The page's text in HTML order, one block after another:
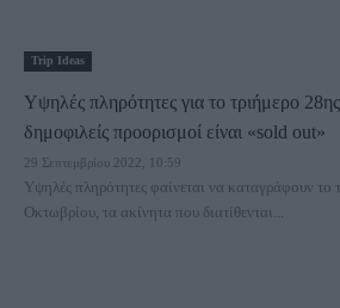
Trip Ideas
Υψηλές πληρότητες για το τριήμερο
δημοφιλείς προορισμοί είναι «sold out»
29 Σεπτεμβρίου 2022, 10:59
Υψηλές πληρότητες φαίνεται να καταγράφουν το
Οκτωβρίου, τα ακίνητα που διατίθενται...